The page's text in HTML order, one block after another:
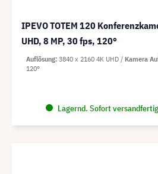
IPEVO TOTEM 120
UHD, 8 MP, 30 fps, 120°
Lagernd. Sofort
Auflösung 3840 x 2160 4K UHD Kamera
120°